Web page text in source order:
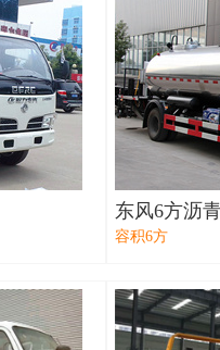
东风6方沥
容积6方